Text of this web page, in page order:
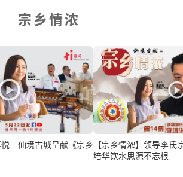
宗乡情浓
仙境古城呈献《宗乡 【宗乡情浓】领导李
培华饮水思源不忘根